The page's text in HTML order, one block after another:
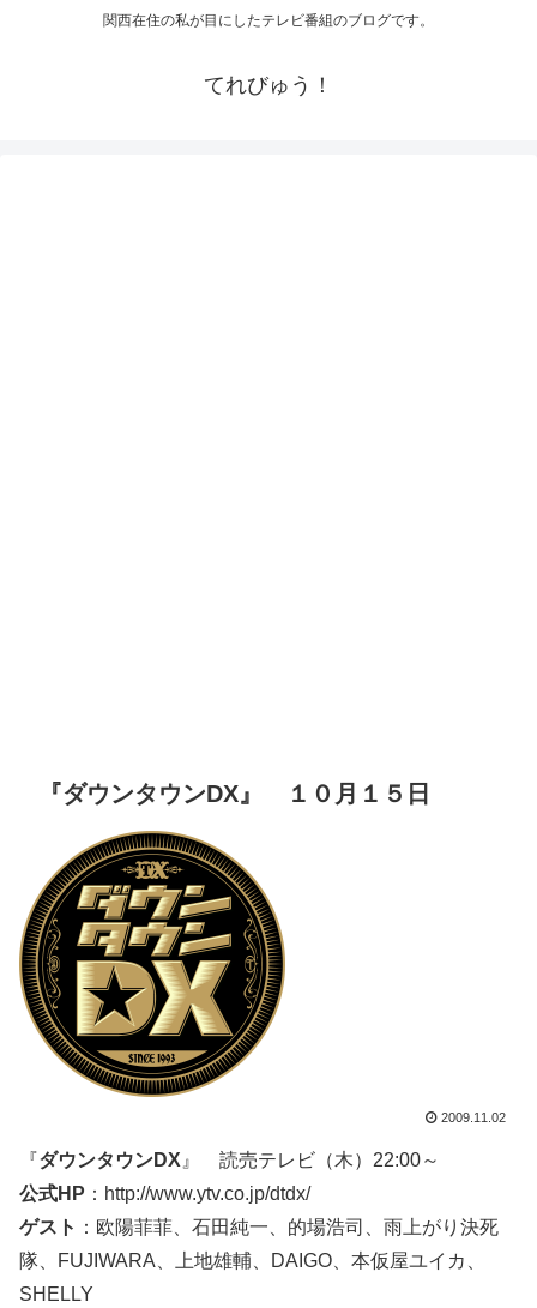
関西在住の私が目にしたテレビ番組のブログです。
てれびゅう！
『ダウンタウンDX』 １０月１５日
2009.11.02
『ダウンタウンDX 』 読売テレビ（木）22:00～
公式HP ：http://www.ytv.co.jp/dtdx/
ゲスト ：欧陽菲菲、石田純一、的場浩司、雨上がり決死
隊、FUJIWARA、上地雄輔、DAIGO、本仮屋ユイカ、
SHELLY